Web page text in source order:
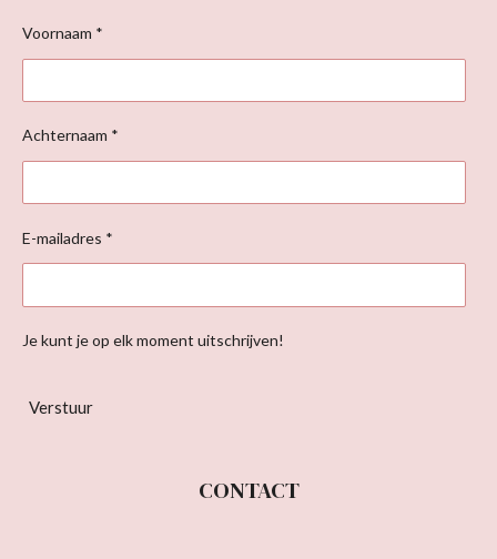
Voornaam *
Achternaam *
E-mailadres *
Je kunt je op elk moment uitschrijven!
Verstuur
CONTACT